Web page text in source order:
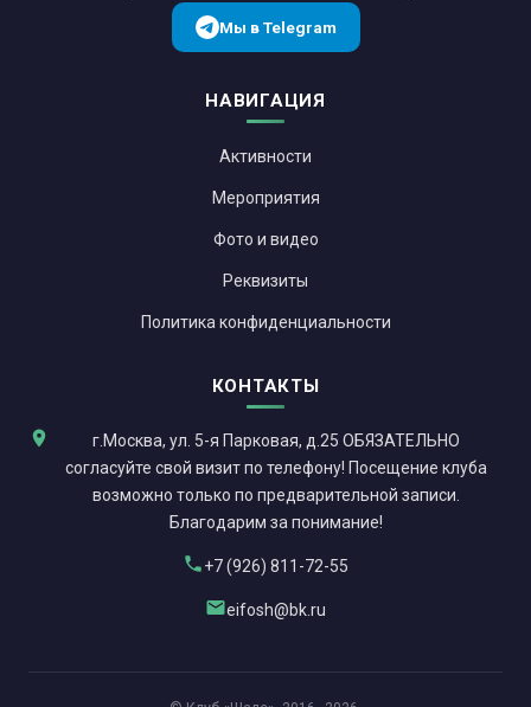
Мы в Telegram
НАВИГАЦИЯ
Активности
Мероприятия
Фото и видео
Реквизиты
Политика конфиденциальности
КОНТАКТЫ
г.Москва, ул. 5-я Парковая, д.25 ОБЯЗАТЕЛЬНО
согласуйте свой визит по телефону! Посещение клуба
возможно только по предварительной записи.
Благодарим за понимание!
+7 (926) 811-72-55
eifosh@bk.ru